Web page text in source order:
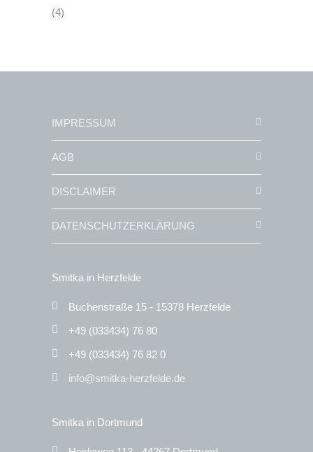
(4)
IMPRESSUM
AGB
DISCLAIMER
DATENSCHUTZERKLÄRUNG
Smitka in Herzfelde
Buchenstraße 15 - 15378 Herzfelde
+49 (033434) 76 80
+49 (033434) 76 82 0
info@smitka-herzfelde.de
Smitka in Dortmund